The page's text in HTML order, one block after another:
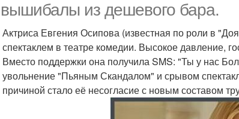
вышибалы из дешевого бара.
Актриса Евгения Осипова (известная по роли в
спектаклем в театре комедии. Высокое давление,
Вместо поддержки она получила SMS: "Ты у нас
увольнение "Пьяным Скандалом" и срывом
причиной стало её несогласие с новым составом